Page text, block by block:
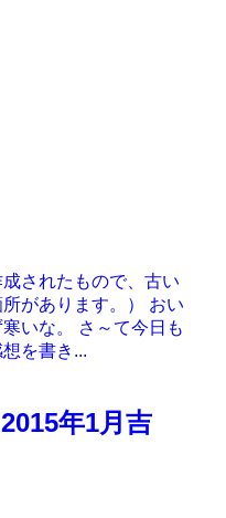
されたもので、古い
があります。） おい
いな。 さ～て今日も
を書き...
年1月吉